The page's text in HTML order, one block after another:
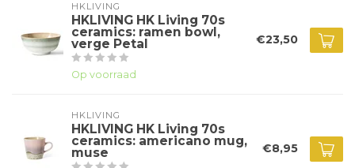
HKLIVING
HKLIVING HK Living 70s
ceramics: ramen bowl,
verge Petal
Op voorraad
€23,50
HKLIVING
HKLIVING HK Living 70s
ceramics: americano mug,
muse €8,95